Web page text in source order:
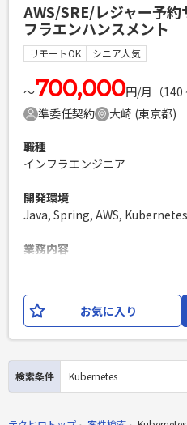
築、機能拡充、運用、改善 ・
リング環境の改善
必須スキル
・Go言語を使用したサーバー
経験 ・KubernetesやDockerを
と実務知識 ・ミッションクリテ
知識
Laravelを用いた開発経験1年
エンジニア複数人のチームで
AWS/SRE/レジャー予
フラエンハンスメント
リモートOK シニア人気
〜700,000円/月（140
準委任契約
大崎 (東京都)
職種
インフラエンジニア
開発環境
Java, Spring, AWS, Kubernetes
業務内容
り全般に携わります。 規模も
を担保するためにもインフラ
と思います。
Kubernetesによるコンテナ構築
お気に入り
検索条件 Kubernetes